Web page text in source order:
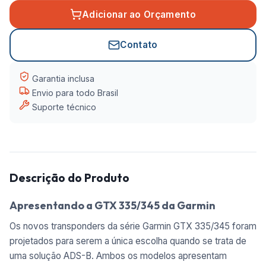
Adicionar ao Orçamento
Contato
Garantia inclusa
Envio para todo Brasil
Suporte técnico
Descrição do Produto
Apresentando a GTX 335/345 da Garmin
Os novos transponders da série Garmin GTX 335/345 foram
projetados para serem a única escolha quando se trata de
uma solução ADS-B. Ambos os modelos apresentam